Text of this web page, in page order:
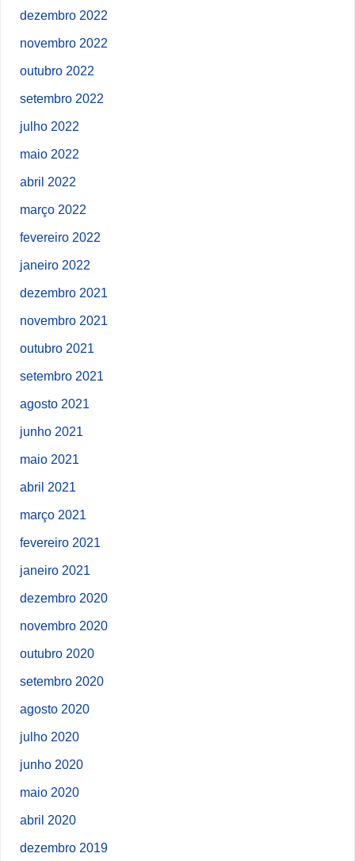
dezembro 2022
novembro 2022
outubro 2022
setembro 2022
julho 2022
maio 2022
abril 2022
março 2022
fevereiro 2022
janeiro 2022
dezembro 2021
novembro 2021
outubro 2021
setembro 2021
agosto 2021
junho 2021
maio 2021
abril 2021
março 2021
fevereiro 2021
janeiro 2021
dezembro 2020
novembro 2020
outubro 2020
setembro 2020
agosto 2020
julho 2020
junho 2020
maio 2020
abril 2020
dezembro 2019